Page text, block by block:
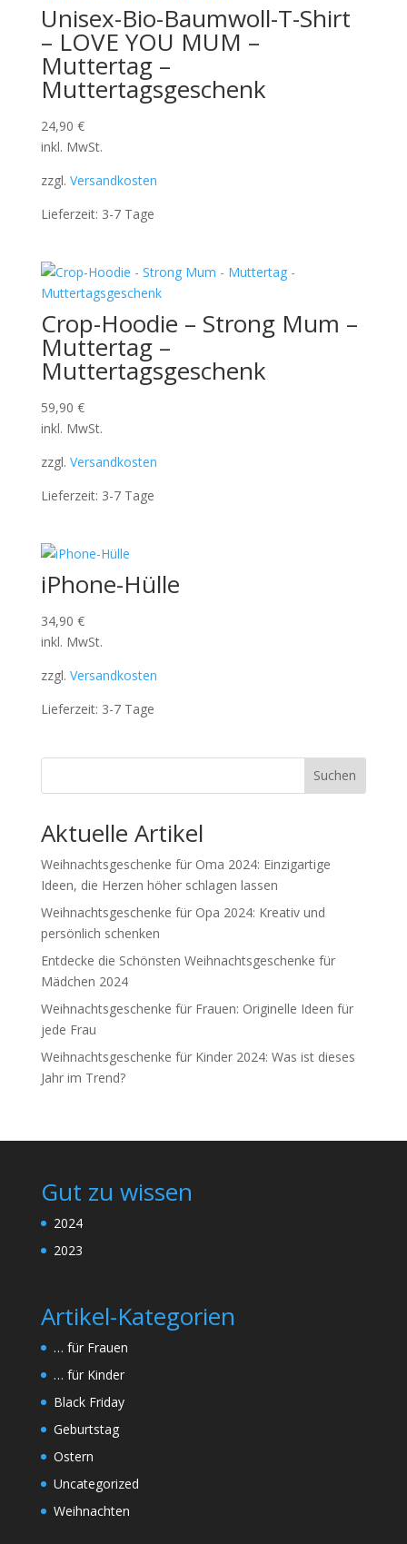
Unisex-Bio-Baumwoll-T-Shirt
– LOVE YOU MUM –
Muttertag –
Muttertagsgeschenk
24,90 €
inkl. MwSt.
zzgl. Versandkosten
Lieferzeit: 3-7 Tage
Crop-Hoodie – Strong Mum –
Muttertag –
Muttertagsgeschenk
59,90 €
inkl. MwSt.
zzgl. Versandkosten
Lieferzeit: 3-7 Tage
iPhone-Hülle
34,90 €
inkl. MwSt.
zzgl. Versandkosten
Lieferzeit: 3-7 Tage
Suchen
Aktuelle Artikel
Weihnachtsgeschenke für Oma 2024: Einzigartige
Ideen, die Herzen höher schlagen lassen
Weihnachtsgeschenke für Opa 2024: Kreativ und
persönlich schenken
Entdecke die Schönsten Weihnachtsgeschenke für
Mädchen 2024
Weihnachtsgeschenke für Frauen: Originelle Ideen für
jede Frau
Weihnachtsgeschenke für Kinder 2024: Was ist dieses
Jahr im Trend?
Gut zu wissen
2024
2023
Artikel-Kategorien
… für Frauen
… für Kinder
Black Friday
Geburtstag
Ostern
Uncategorized
Weihnachten